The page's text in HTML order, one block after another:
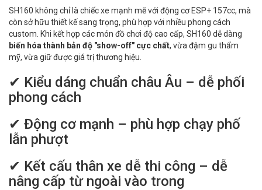
SH160 không chỉ là chiếc xe mạnh mẽ với động cơ ESP+ 157cc, mà
còn sở hữu thiết kế sang trọng, phù hợp với nhiều phong cách
custom. Khi kết hợp các món đồ chơi độ cao cấp, SH160 dễ dàng
biến hóa thành bản độ "show-off" cực chất, vừa đậm gu thẩm
mỹ, vừa giữ được giá trị thương hiệu.
✔ Kiểu dáng chuẩn châu Âu – dễ phối
phong cách
✔ Động cơ mạnh – phù hợp chạy phố
lẫn phượt
✔ Kết cấu thân xe dễ thi công – dễ
nâng cấp từ ngoài vào trong